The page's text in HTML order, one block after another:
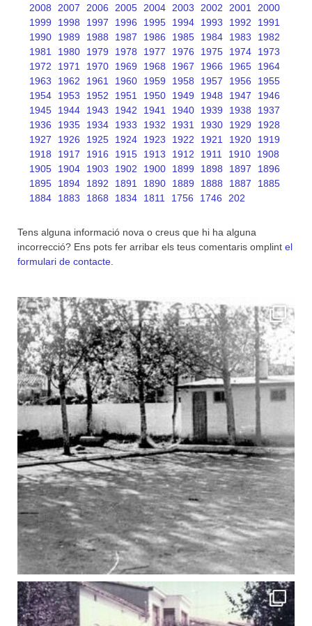
2008
2007 2006 2005 2004 2003 2002 2001
2000
1999
1998 1997 1996 1995 1994 1993 1992
1991
1990
1989 1988 1987 1986 1985 1984 1983
1982
1981
1980 1979 1978 1977 1976 1975 1974
1973
1972
1971 1970 1969 1968 1967 1966 1965
1964
1963
1962 1961 1960 1959 1958 1957 1956
1955
1954
1953 1952 1951 1950 1949 1948 1947
1946
1945
1944 1943 1942 1941 1940 1939 1938
1937
1936
1935 1934 1933 1932 1931 1930 1929
1928
1927
1926 1925 1924 1923 1922 1921 1920
1919
1918
1917 1916 1915 1913 1912 1911 1910
1908
1905
1904 1903 1902 1900 1899 1898 1897
1896
1895
1894 1892 1891 1890 1889 1888 1887
1885
1884
1883 1868 1834 1811 1756 1746 202
Tens alguna informació nova o creus que hi ha alguna
incorrecció? Ens pots fer arribar els teus comentaris omplint el
formulari de contacte